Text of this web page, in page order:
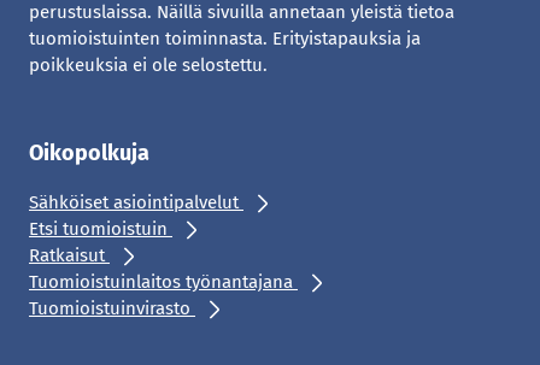
perustuslaissa. Näillä sivuilla annetaan yleistä tietoa
tuomioistuinten toiminnasta. Erityistapauksia ja
poikkeuksia ei ole selostettu.
Oikopolkuja
Sähköiset asiointipalvelut
Etsi tuomioistuin
Ratkaisut
Tuomioistuinlaitos työnantajana
Tuomioistuinvirasto